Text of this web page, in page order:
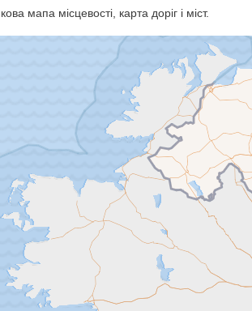
мапа місцевості, карта доріг і міст.